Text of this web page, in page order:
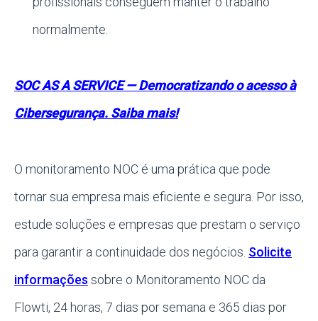
normalmente.
SOC AS A SERVICE — Democratizando o acesso à
Cibersegurança. Saiba mais!
O monitoramento NOC é uma prática que pode
tornar sua empresa mais eficiente e segura. Por isso,
estude soluções e empresas que prestam o serviço
para garantir a continuidade dos negócios. Solicite
informações sobre o Monitoramento NOC da
Flowti, 24 horas, 7 dias por semana e 365 dias por